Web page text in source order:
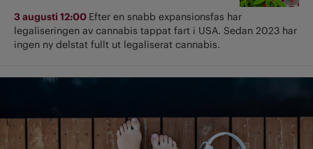
3 augusti 12:00 Efter en snabb expansionsfas har
legaliseringen av cannabis tappat fart i USA. Sedan 2023 har
ingen ny delstat fullt ut ­legaliserat cannabis.